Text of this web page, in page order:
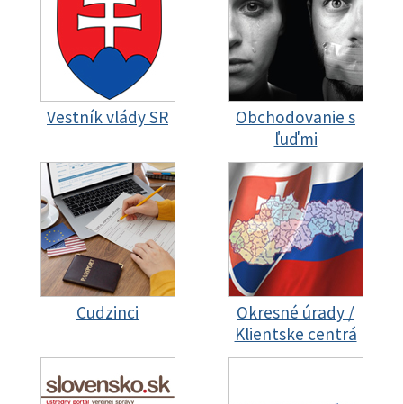
Vestník vlády SR
Obchodovanie s
ľuďmi
Cudzinci
Okresné úrady /
Klientske centrá